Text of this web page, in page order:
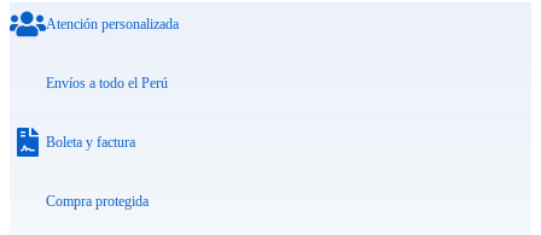
Atención personalizada
Envíos a todo el Perú
Boleta y factura
Compra protegida